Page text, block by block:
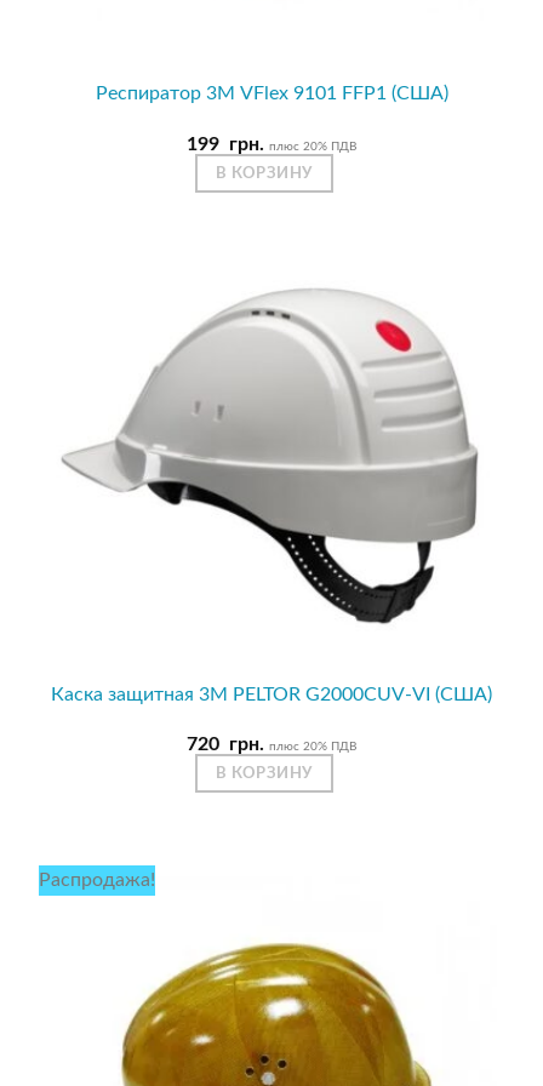
Респиратор 3М VFlex 9101 FFP1 (США)
199 грн. плюс 20% ПДВ
В КОРЗИНУ
Каска защитная 3М PELTOR G2000CUV-VI (США)
720 грн. плюс 20% ПДВ
В КОРЗИНУ
Распродажа!